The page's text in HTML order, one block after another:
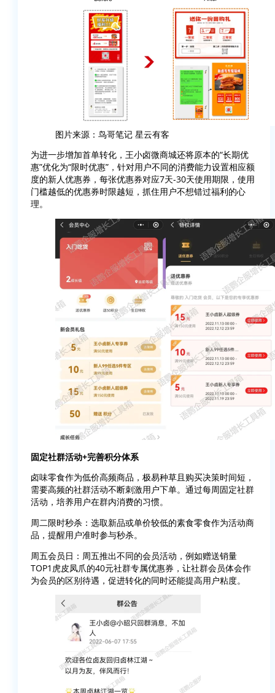
图片来源：鸟哥笔记 星云有客
为进一步增加首单转化，王小卤微商城还将原本的“长期优
惠”优化为“限时优惠”，针对用户不同的消费能力设置相应额
度的新人优惠券，每张优惠券对应7天-30天使用期限，使用
门槛越低的优惠券时限越短，抓住用户不想错过福利的心
理。
固定社群活动+完善积分体系
卤味零食作为低价高频商品，极易种草且购买决策时间短，
需要高频的社群活动不断刺激用户下单。通过每周固定社群
活动，培养用户在群内消费的习惯。
周二限时秒杀：选取新品或单价较低的素食零食作为活动商
品，提醒用户准时参与秒杀。
周五会员日：周五推出不同的会员活动，例如赠送销量
TOP1虎皮凤爪的40元社群专属优惠券，让社群会员体会作
为会员的区别待遇，促进转化的同时还能提高用户粘度。